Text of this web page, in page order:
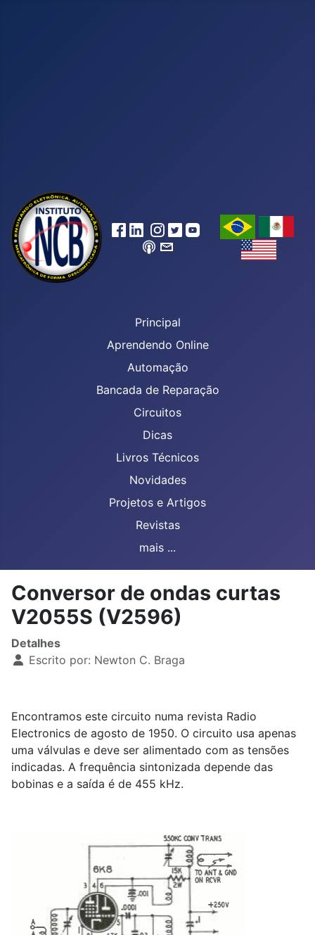
Principal
Aprendendo Online
Automação
Bancada de Reparação
Circuitos
Dicas
Livros Técnicos
Novidades
Projetos e Artigos
Revistas
mais ...
Conversor de ondas curtas
V2055S (V2596)
Detalhes
Escrito por: Newton C. Braga
Encontramos este circuito numa revista Radio
Electronics de agosto de 1950. O circuito usa apenas
uma válvulas e deve ser alimentado com as tensões
indicadas. A frequência sintonizada depende das
bobinas e a saída é de 455 kHz.